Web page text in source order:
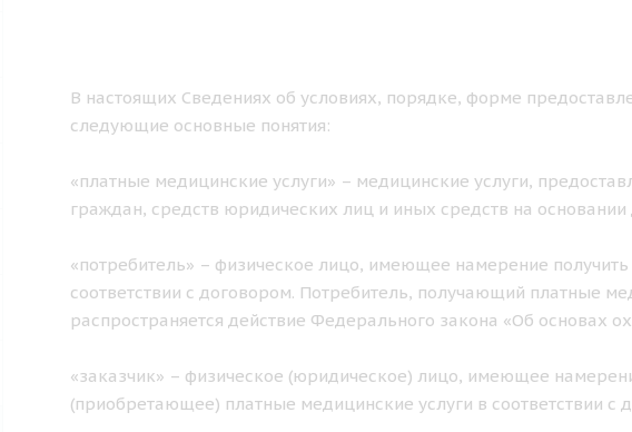
В настоящих Сведениях об условиях, порядке, форме
следующие основные понятия:
«платные медицинские услуги» – медицинские услуги,
граждан, средств юридических лиц и иных средств на
«потребитель» – физическое лицо, имеющее намерение
соответствии с договором. Потребитель, получающий платные
распространяется действие Федерального закона «Об основах
«заказчик» – физическое (юридическое) лицо, имеющее
(приобретающее) платные медицинские услуги в соответствии с